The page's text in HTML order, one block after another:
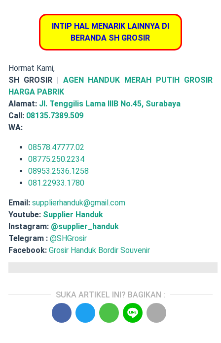
INTIP HAL MENARIK LAINNYA DI
BERANDA SH GROSIR
Hormat Kami,
SH GROSIR | AGEN HANDUK MERAH PUTIH GROSIR
HARGA PABRIK
Alamat: Jl. Tenggilis Lama IIIB No.45, Surabaya
Call: 08135.7389.509
WA:
08578.47777.02
08775.250.2234
08953.2536.1258
081.22933.1780
Email: supplierhanduk@gmail.com
Youtube: Supplier Handuk
Instagram: @supplier_handuk
Telegram : @SHGrosir
Facebook: Grosir Handuk Bordir Souvenir
SUKA ARTIKEL INI? BAGIKAN :